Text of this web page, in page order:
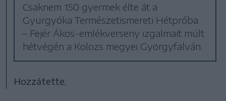
Csaknem 150 gyermek élte át a
Gyurgyóka Természetismereti Hétpróba
– Fejér Ákos-emlékverseny izgalmait múlt
hétvégén a Kolozs megyei Györgyfalván.
Hozzátette,